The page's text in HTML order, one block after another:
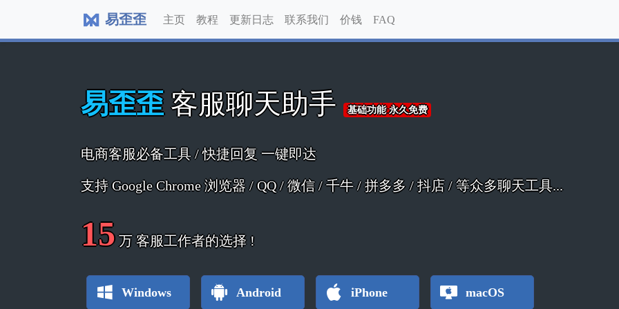
易歪歪 主页 教程 更新日志 联系我们 价钱 FAQ
易歪歪 客服聊天助手 基础功能 永久免费
电商客服必备工具 / 快捷回复 一键即达
支持 Google Chrome 浏览器 / QQ / 微信 / 千牛 / 拼多多 / 抖店 / 等众多聊天工具...
15 万客服工作者的选择 !
Windows Android iPhone macOS